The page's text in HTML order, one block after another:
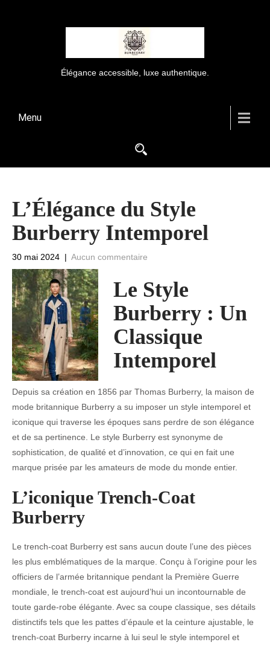
Élégance accessible, luxe authentique.
Menu
L’Élégance du Style
Burberry Intemporel
30 mai 2024 | Aucun commentaire
Le Style
Burberry : Un
Classique
Intemporel
Depuis sa création en 1856 par Thomas Burberry, la maison de
mode britannique Burberry a su imposer un style intemporel et
iconique qui traverse les époques sans perdre de son élégance
et de sa pertinence. Le style Burberry est synonyme de
sophistication, de qualité et d’innovation, ce qui en fait une
marque prisée par les amateurs de mode du monde entier.
L’iconique Trench-Coat
Burberry
Le trench-coat Burberry est sans aucun doute l’une des pièces
les plus emblématiques de la marque. Conçu à l’origine pour les
officiers de l’armée britannique pendant la Première Guerre
mondiale, le trench-coat est aujourd’hui un incontournable de
toute garde-robe élégante. Avec sa coupe classique, ses détails
distinctifs tels que les pattes d’épaule et la ceinture ajustable, le
trench-coat Burberry incarne à lui seul le style intemporel et